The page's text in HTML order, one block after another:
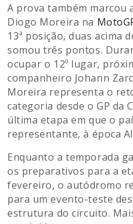
A prova também marcou
Diogo Moreira na
13ª posição, duas acima
somou três pontos.
ocupar o 12º lugar,
companheiro Johann
Moreira representa o
categoria desde o GP da
última etapa em que o
representante, à época
Enquanto a temporada
os preparativos para a
fevereiro, o autódromo
para um evento-teste
estrutura do circuito.